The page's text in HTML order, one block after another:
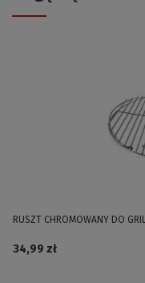
RUSZT CHROMOWANY DO
34,99 zł